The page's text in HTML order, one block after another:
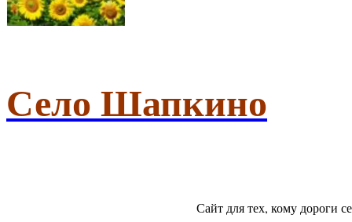
Село Шапкино
Сайт для тех, кому дороги